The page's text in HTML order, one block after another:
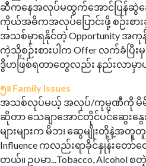
ဆီကနေအလုပ်မထွက်အောင်ပြန်ဆွဲ
ကိုယ်အဓိကအလုပ်ပြောင်းဖို့ စဉ်းစာ
အသစ်မှာရနိုင်တဲ့ Opportunity အကု
ကဲ့သို့စဉ်းစားပါက Offer လက်ခံပြီးမှ
ဒွိဟဖြစ်ရတာတွေလည်း နည်းလာမှာပ
၅။ Family Issues
အသစ်လုပ်မယ့် အလုပ်/ကုမ္ပဏီကို မိမိ
ဆိုတာ သေချာအောင်တိုင်ပင်ဆွေးနွေး
များများက မိဘ၊ ဆွေမျိုးတို့နဲ့
Influence ကလည်းရာခိုင်နှုန်းတော်တေ
တယ်။ ဥပမာ...Tobacco,